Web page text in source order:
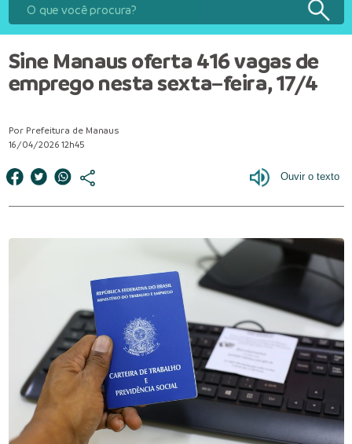
Sine Manaus oferta 416 vagas de
emprego nesta sexta–feira, 17/4
Por Prefeitura de Manaus
16/04/2026 12h45